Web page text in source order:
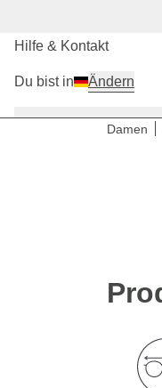
Herren
Hilfe & Kontakt
Du bist in Ändern
Damen
Für